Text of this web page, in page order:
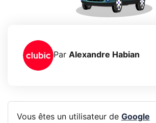
Par Alexandre Habian
Vous êtes un utilisateur de Google